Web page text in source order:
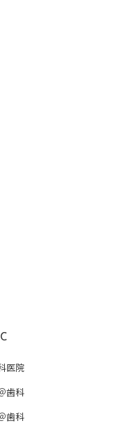
医院
歯科
歯科